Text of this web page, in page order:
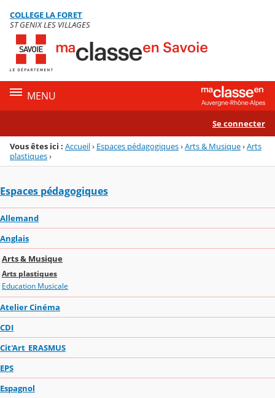
Menu de la rubrique
Contenu
COLLEGE LA FORET
ST GENIX LES VILLAGES
MENU
Se connecter
Vous êtes ici : Accueil› Espaces pédagogiques›Arts & Musique›Arts
plastiques›
Espaces pédagogiques
Allemand
Anglais
Arts & Musique
Arts plastiques
Education Musicale
Atelier Cinéma
CDI
Cit'Art_ERASMUS
EPS
Espagnol